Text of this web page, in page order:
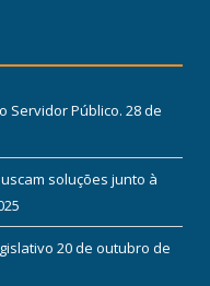
Servidor Público. 28 de
soluções junto à
20 de outubro de